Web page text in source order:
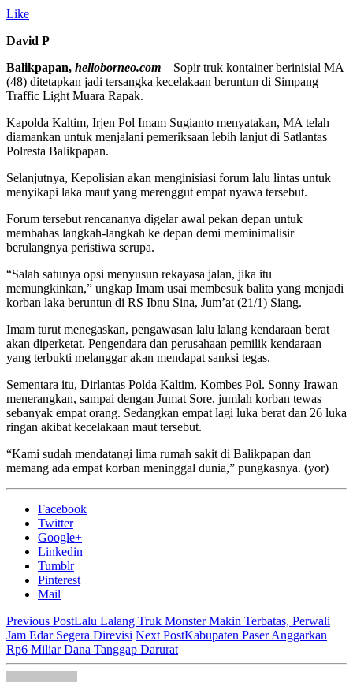
Like
David P
Balikpapan, helloborneo.com – Sopir truk kontainer berinisial MA
(48) ditetapkan jadi tersangka kecelakaan beruntun di Simpang
Traffic Light Muara Rapak.
Kapolda Kaltim, Irjen Pol Imam Sugianto menyatakan, MA telah
diamankan untuk menjalani pemeriksaan lebih lanjut di Satlantas
Polresta Balikpapan.
Selanjutnya, Kepolisian akan menginisiasi forum lalu lintas untuk
menyikapi laka maut yang merenggut empat nyawa tersebut.
Forum tersebut rencananya digelar awal pekan depan untuk
membahas langkah-langkah ke depan demi meminimalisir
berulangnya peristiwa serupa.
“Salah satunya opsi menyusun rekayasa jalan, jika itu
memungkinkan,” ungkap Imam usai membesuk balita yang menjadi
korban laka beruntun di RS Ibnu Sina, Jum’at (21/1) Siang.
Imam turut menegaskan, pengawasan lalu lalang kendaraan berat
akan diperketat. Pengendara dan perusahaan pemilik kendaraan
yang terbukti melanggar akan mendapat sanksi tegas.
Sementara itu, Dirlantas Polda Kaltim, Kombes Pol. Sonny Irawan
menerangkan, sampai dengan Jumat Sore, jumlah korban tewas
sebanyak empat orang. Sedangkan empat lagi luka berat dan 26 luka
ringan akibat kecelakaan maut tersebut.
“Kami sudah mendatangi lima rumah sakit di Balikpapan dan
memang ada empat korban meninggal dunia,” pungkasnya. (yor)
Facebook
Twitter
Google+
Linkedin
Tumblr
Pinterest
Mail
Previous PostLalu Lalang Truk Monster Makin Terbatas, Perwali
Jam Edar Segera Direvisi Next PostKabupaten Paser Anggarkan
Rp6 Miliar Dana Tanggap Darurat